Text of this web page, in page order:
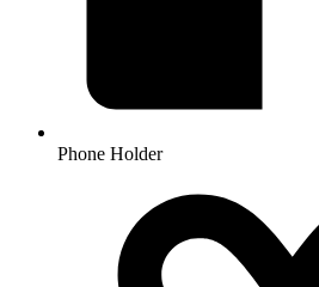
Phone Holder